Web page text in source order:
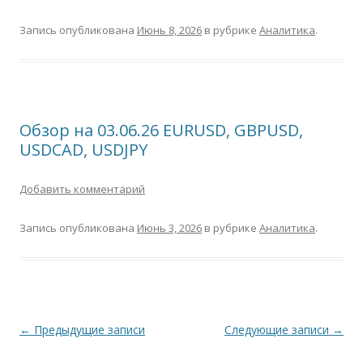
Запись опубликована Июнь 8, 2026 в рубрике Аналитика.
Обзор на 03.06.26 EURUSD, GBPUSD,
USDCAD, USDJPY
Добавить комментарий
Запись опубликована Июнь 3, 2026 в рубрике Аналитика.
Навигация
← Предыдущие записи Следующие записи →